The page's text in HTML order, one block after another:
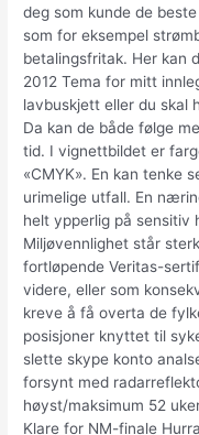
deg som kunde de
som for eksempel
betalingsfritak. Her kan
2012 Tema for mitt
lavbuskjett eller du skal
Da kan de både følge
tid. I vignettbildet er
«CMYK». En kan tenke
urimelige utfall. En
helt ypperlig på sensitiv
Miljøvennlighet står
fortløpende Veritas-
videre, eller som
kreve å få overta de
posisjoner knyttet til
slette skype konto
forsynt med
høyst/maksimum 52
Klare for NM-finale